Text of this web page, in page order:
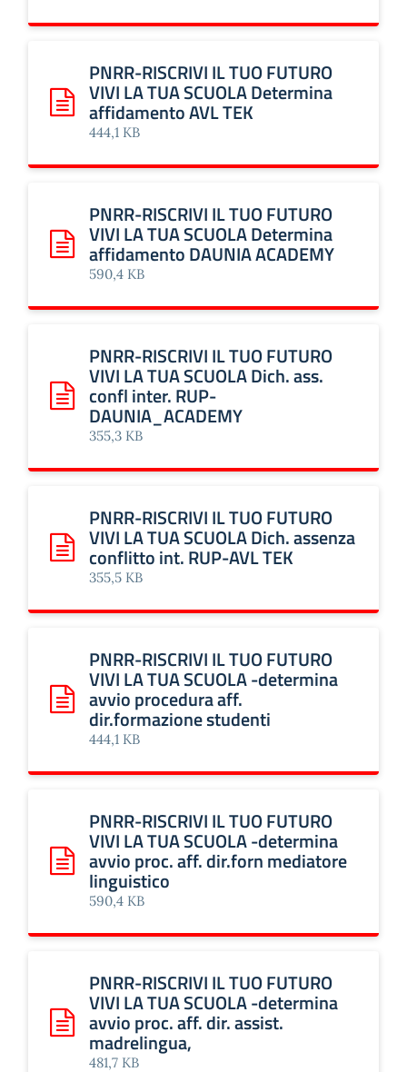
Scarica: PNRR-RISCRIVI IL TUO FUTURO VIVI LA TUA
PNRR-RISCRIVI IL TUO FUTURO
VIVI LA TUA SCUOLA Determina
affidamento AVL TEK
444,1 KB
Scarica: PNRR-RISCRIVI IL TUO FUTURO VIVI LA TUA
PNRR-RISCRIVI IL TUO FUTURO
VIVI LA TUA SCUOLA Determina
affidamento DAUNIA ACADEMY
590,4 KB
Scarica: PNRR-RISCRIVI IL TUO FUTURO VIVI LA TUA
PNRR-RISCRIVI IL TUO FUTURO
VIVI LA TUA SCUOLA Dich. ass.
confl inter. RUP-
DAUNIA_ACADEMY
355,3 KB
Scarica: PNRR-RISCRIVI IL TUO FUTURO VIVI LA TUA
PNRR-RISCRIVI IL TUO FUTURO
VIVI LA TUA SCUOLA Dich. assenza
conflitto int. RUP-AVL TEK
355,5 KB
Scarica: PNRR-RISCRIVI IL TUO FUTURO VIVI LA TUA
PNRR-RISCRIVI IL TUO FUTURO
VIVI LA TUA SCUOLA -determina
avvio procedura aff.
dir.formazione studenti
444,1 KB
Scarica: PNRR-RISCRIVI IL TUO FUTURO VIVI LA TUA
PNRR-RISCRIVI IL TUO FUTURO
VIVI LA TUA SCUOLA -determina
avvio proc. aff. dir.forn mediatore
linguistico
590,4 KB
Scarica: PNRR-RISCRIVI IL TUO FUTURO VIVI LA TUA
PNRR-RISCRIVI IL TUO FUTURO
VIVI LA TUA SCUOLA -determina
avvio proc. aff. dir. assist.
madrelingua,
481,7 KB